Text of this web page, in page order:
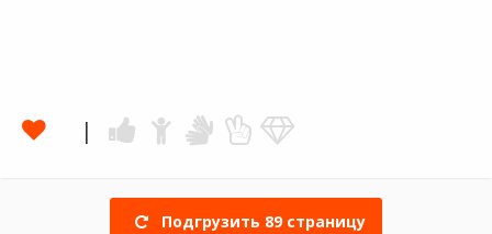
Подгрузить 89страницу